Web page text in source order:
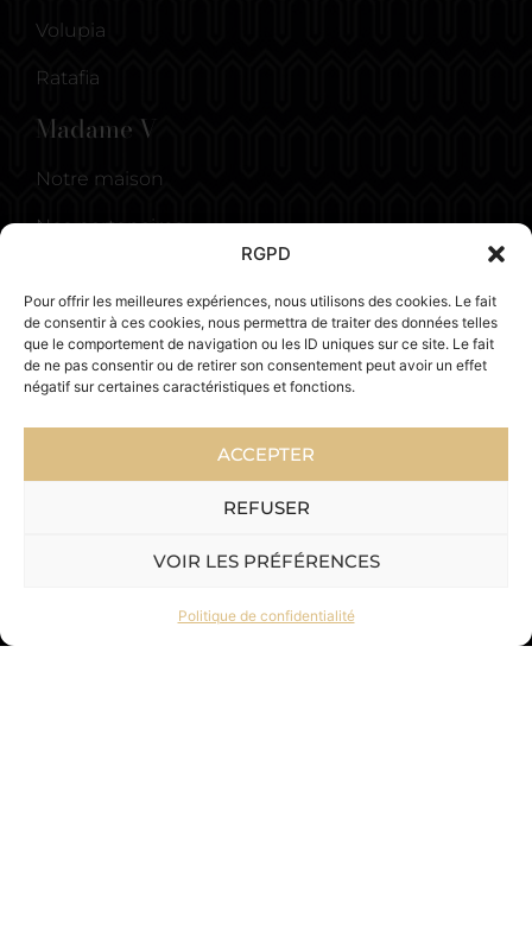
RGPD
Pour offrir les meilleures expériences, nous utilisons des cookies. Le fait
de consentir à ces cookies, nous permettra de traiter des données telles
que le comportement de navigation ou les ID uniques sur ce site. Le fait
de ne pas consentir ou de retirer son consentement peut avoir un effet
négatif sur certaines caractéristiques et fonctions.
ACCEPTER
REFUSER
VOIR LES PRÉFÉRENCES
Politique de confidentialité
Volupia
Ratafia
Madame V
Notre maison
Nos partenaires
Mentions légales
Contactez-nous
Notre cellier
4 rue du Cardinal Luçon